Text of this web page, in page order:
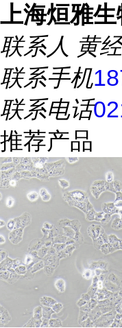
上海烜雅生
联系人 黄
联系手机
联系电话
推荐产品